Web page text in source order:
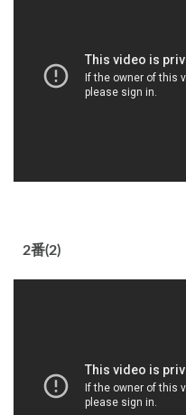
2番(2)